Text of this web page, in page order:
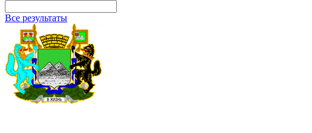
Все результаты